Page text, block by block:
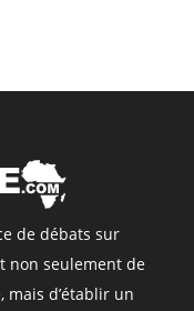
de débats sur
non seulement de
mais d’établir un